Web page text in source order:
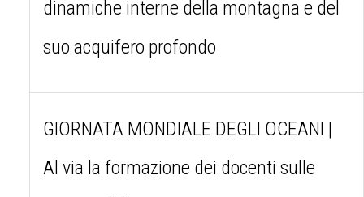
dinamiche interne della montagna e del
suo acquifero profondo
GIORNATA MONDIALE DEGLI OCEANI |
Al via la formazione dei docenti sulle